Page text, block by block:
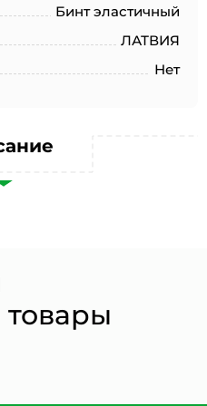
Бинт эластичный
ЛАТВИЯ
Нет
на обработку